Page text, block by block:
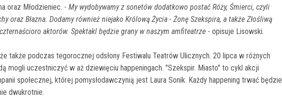
oraz Młodzieniec. - My wydobywamy z sonetów dodatkowo postać Róży, Śmierci, czyli
oraz Błazna. Dodamy również niejako Królową Życia - Żonę Szekspira, a także Złośliwą
aktorów. Spektakl będzie grany w naszym amfiteatrze - opisuje Lisowski.
także podczas tegorocznej odsłony Festiwalu Teatrów Ulicznych. 20 lipca w różnych
mogli uczestniczyć w aż dziewięciu happeningach. "Szekspir. Miasto" to cykl akcji
społecznej, której pomysłodawczynią jest Laura Sonik. Każdy happening trwać będzie
dwukrotnie.